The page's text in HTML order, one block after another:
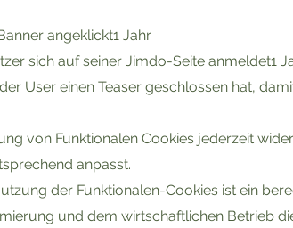
angeklickt1 Jahr
sich auf seiner Jimdo-Seite anmeldet1
User einen Teaser geschlossen hat,
von Funktionalen Cookies jederzeit
anpasst.
der Funktionalen-Cookies ist ein
und dem wirtschaftlichen Betrieb